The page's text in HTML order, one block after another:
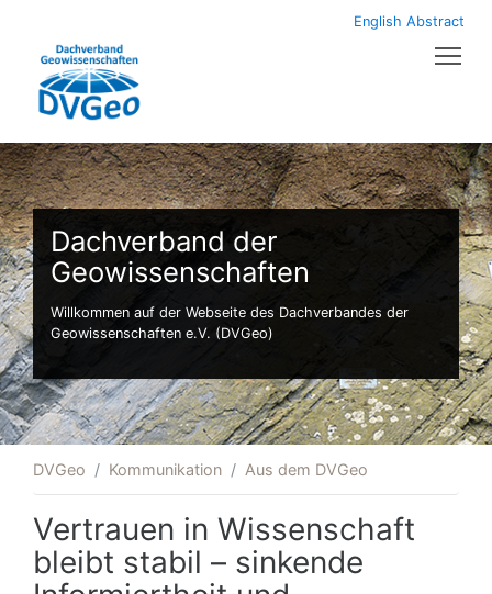
English Abstract
Dachverband der
Geowissenschaften
Willkommen auf der Webseite des Dachverbandes der
Geowissenschaften e.V. (DVGeo)
DVGeo Kommunikation Aus dem DVGeo
Vertrauen in Wissenschaft
bleibt stabil – sinkende